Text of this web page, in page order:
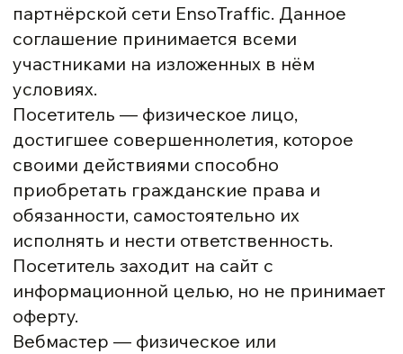
партнёрской сети EnsoTraffic. Данное
соглашение принимается всеми
участниками на изложенных в нём
условиях.
Посетитель — физическое лицо,
достигшее совершеннолетия, которое
своими действиями способно
приобретать гражданские права и
обязанности, самостоятельно их
исполнять и нести ответственность.
Посетитель заходит на сайт с
информационной целью, но не принимает
оферту.
Вебмастер — физическое или